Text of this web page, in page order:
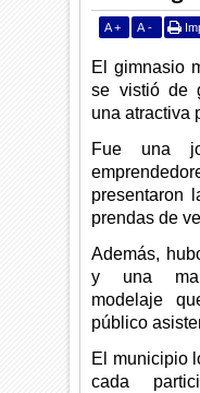
A + A -
El gimnasio
se vistió de
una atractiva
Fue una
presentaron
prendas de
Además,
y una
modelaje
público
El municipio
cada